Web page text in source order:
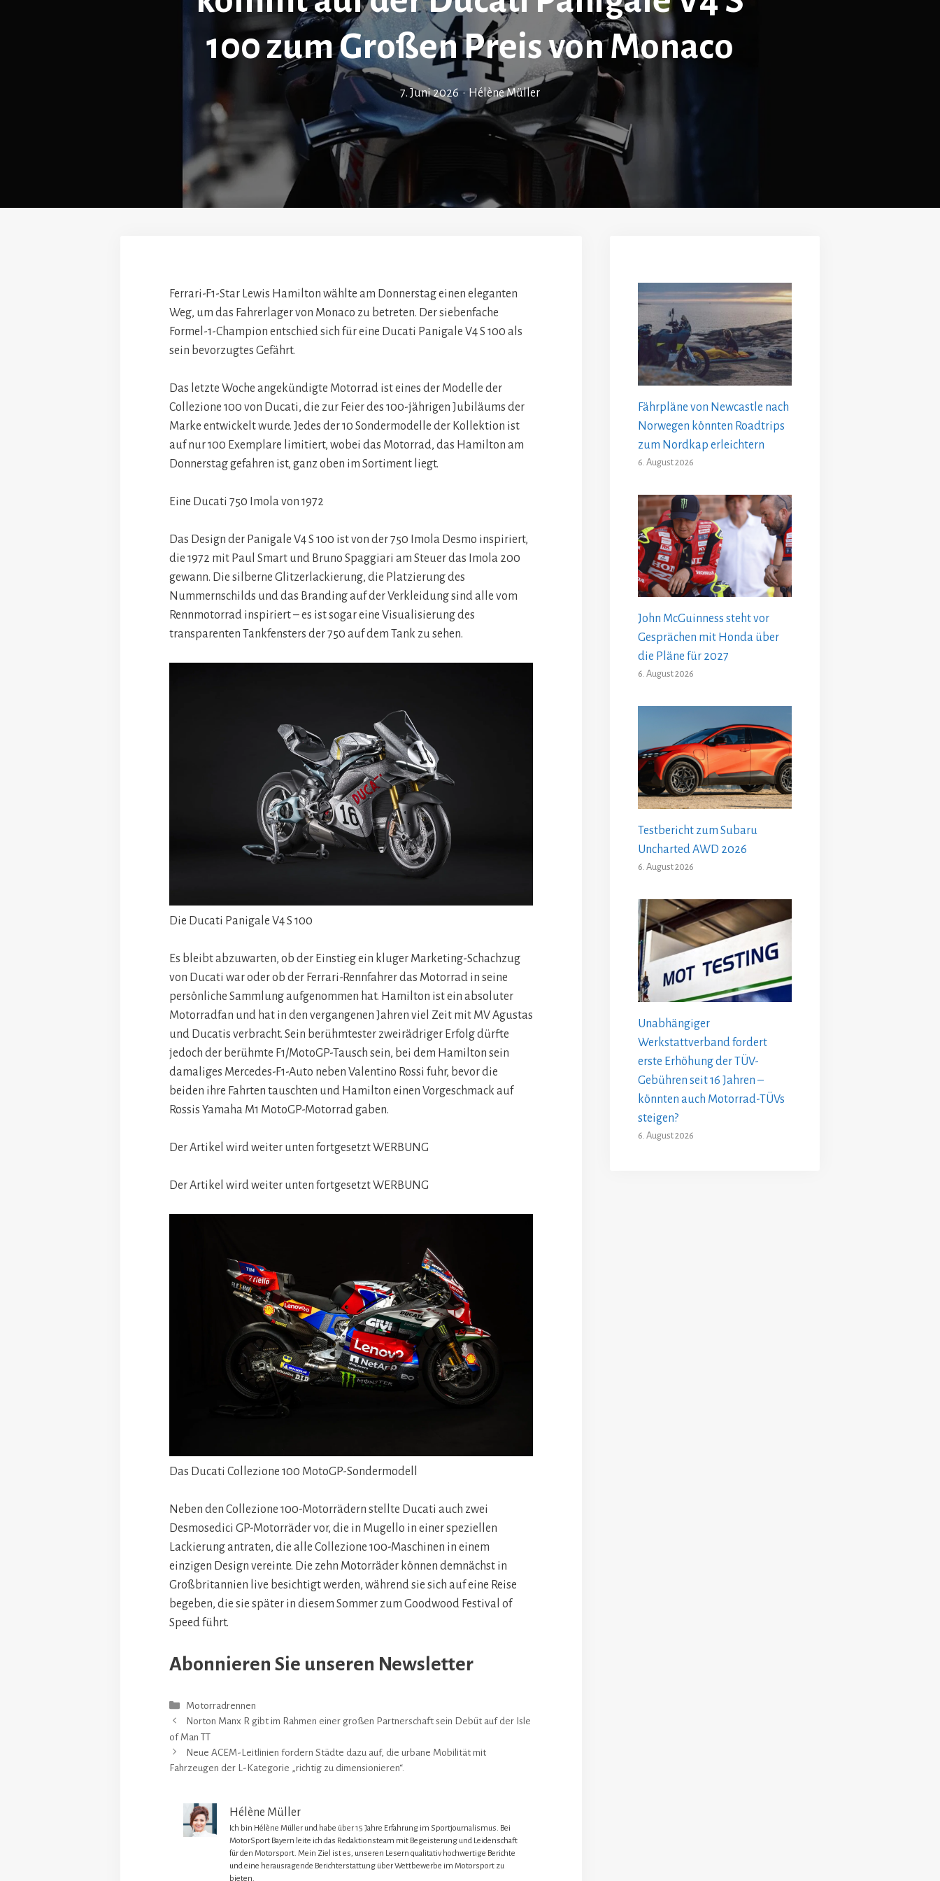
100 zum Großen Preis von Monaco
7. Juni 2026 • Hélène Müller
Ferrari-F1-Star Lewis Hamilton wählte am Donnerstag einen eleganten
Weg, um das Fahrerlager von Monaco zu betreten. Der siebenfache
Formel-1-Champion entschied sich für eine Ducati Panigale V4 S 100 als
sein bevorzugtes Gefährt.
Das letzte Woche angekündigte Motorrad ist eines der Modelle der
Collezione 100 von Ducati, die zur Feier des 100-jährigen Jubiläums der
Marke entwickelt wurde. Jedes der 10 Sondermodelle der Kollektion ist
auf nur 100 Exemplare limitiert, wobei das Motorrad, das Hamilton am
Donnerstag gefahren ist, ganz oben im Sortiment liegt.
Eine Ducati 750 Imola von 1972
Das Design der Panigale V4 S 100 ist von der 750 Imola Desmo inspiriert,
die 1972 mit Paul Smart und Bruno Spaggiari am Steuer das Imola 200
gewann. Die silberne Glitzerlackierung, die Platzierung des
Nummernschilds und das Branding auf der Verkleidung sind alle vom
Rennmotorrad inspiriert – es ist sogar eine Visualisierung des
transparenten Tankfensters der 750 auf dem Tank zu sehen.
Die Ducati Panigale V4 S 100
Es bleibt abzuwarten, ob der Einstieg ein kluger Marketing-Schachzug
von Ducati war oder ob der Ferrari-Rennfahrer das Motorrad in seine
persönliche Sammlung aufgenommen hat. Hamilton ist ein absoluter
Motorradfan und hat in den vergangenen Jahren viel Zeit mit MV Agustas
und Ducatis verbracht. Sein berühmtester zweirädriger Erfolg dürfte
jedoch der berühmte F1/MotoGP-Tausch sein, bei dem Hamilton sein
damaliges Mercedes-F1-Auto neben Valentino Rossi fuhr, bevor die
beiden ihre Fahrten tauschten und Hamilton einen Vorgeschmack auf
Rossis Yamaha M1 MotoGP-Motorrad gaben.
Der Artikel wird weiter unten fortgesetztWERBUNG
Der Artikel wird weiter unten fortgesetztWERBUNG
Das Ducati Collezione 100 MotoGP-Sondermodell
Neben den Collezione 100-Motorrädern stellte Ducati auch zwei
Desmosedici GP-Motorräder vor, die in Mugello in einer speziellen
Lackierung antraten, die alle Collezione 100-Maschinen in einem
einzigen Design vereinte. Die zehn Motorräder können demnächst in
Großbritannien live besichtigt werden, während sie sich auf eine Reise
begeben, die sie später in diesem Sommer zum Goodwood Festival of
Speed ​​führt.
Abonnieren Sie unseren Newsletter
Kategorien
Motorradrennen
Norton Manx R gibt im Rahmen einer großen Partnerschaft sein Debüt auf der Isle
of Man TT
Neue ACEM-Leitlinien fordern Städte dazu auf, die urbane Mobilität mit
Fahrzeugen der L-Kategorie „richtig zu dimensionieren“.
Hélène Müller
Ich bin Hélène Müller und habe über 15 Jahre Erfahrung im Sportjournalismus. Bei
MotorSport Bayern leite ich das Redaktionsteam mit Begeisterung und Leidenschaft
für den Motorsport. Mein Ziel ist es, unseren Lesern qualitativ hochwertige Berichte
und eine herausragende Berichterstattung über Wettbewerbe im Motorsport zu
bieten.
Fährpläne von Newcastle nach
Norwegen könnten Roadtrips
zum Nordkap erleichtern
6. August 2026
John McGuinness steht vor
Gesprächen mit Honda über
die Pläne für 2027
6. August 2026
Testbericht zum Subaru
Uncharted AWD 2026
6. August 2026
Unabhängiger
Werkstattverband fordert
erste Erhöhung der TÜV-
Gebühren seit 16 Jahren –
könnten auch Motorrad-TÜVs
steigen?
6. August 2026